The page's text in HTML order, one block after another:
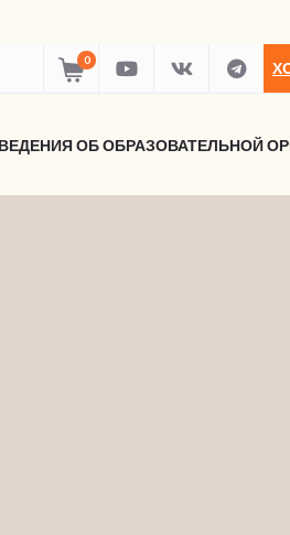
0
ОБ ОБРАЗОВАТЕЛЬНОЙ